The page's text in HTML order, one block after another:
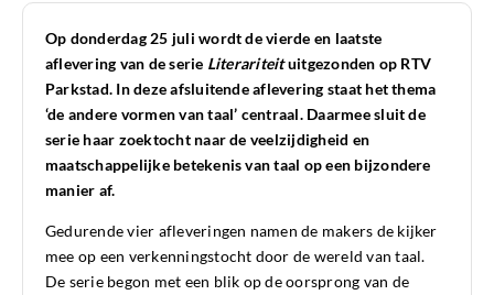
Op donderdag 25 juli wordt de vierde en laatste
aflevering van de serie Literariteituitgezonden op RTV
Parkstad. In deze afsluitende aflevering staat het thema
‘de andere vormen van taal’ centraal. Daarmee sluit de
serie haar zoektocht naar de veelzijdigheid en
maatschappelijke betekenis van taal op een bijzondere
manier af.
Gedurende vier afleveringen namen de makers de kijker
mee op een verkenningstocht door de wereld van taal.
De serie begon met een blik op de oorsprong van de